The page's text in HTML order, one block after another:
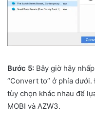
Bước 5: Bây giờ hãy
“Convert to” ở phía
tùy chọn khác nhau để
MOBI và AZW3.